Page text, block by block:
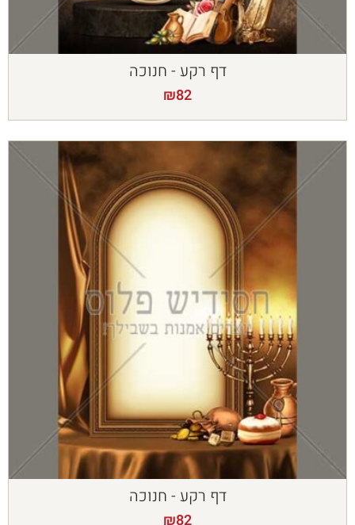
דף רקע - חנוכה
₪82
דף רקע - חנוכה
₪82